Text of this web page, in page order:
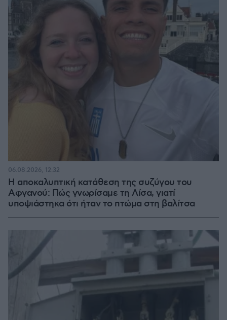
Η αποκαλυπτική κατάθεση της συζύγου του
Αφγανού: Πώς γνωρίσαμε τη Λίσα, γιατί
υποψιάστηκα ότι ήταν το πτώμα στη βαλίτσα
06.08.2026, 12:32